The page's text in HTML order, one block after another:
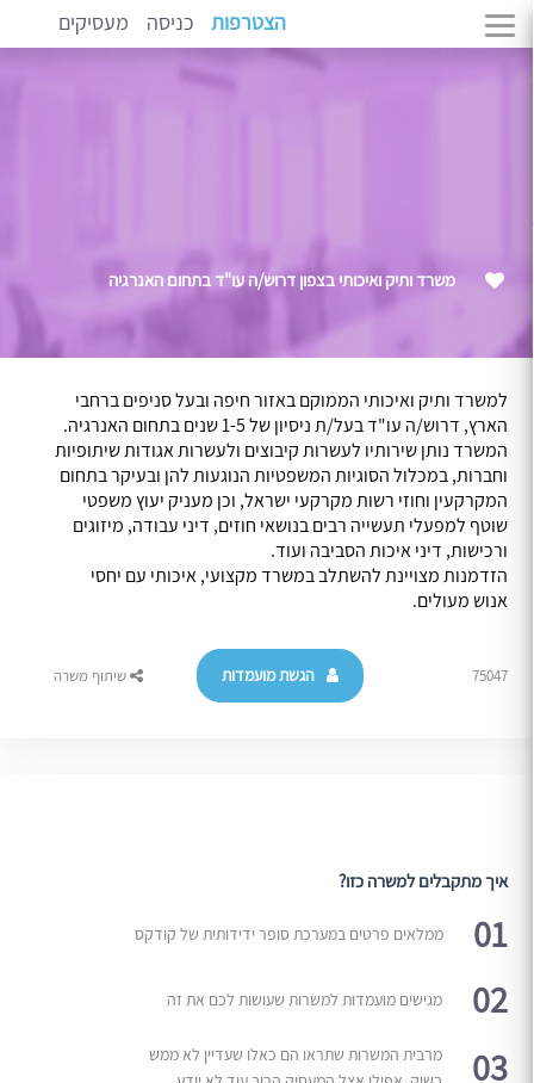
הצטרפות כניסה מעסיקים
משרד ותיק ואיכותי בצפון דרוש/ה עו"ד בתחום האנרגיה
למשרד ותיק ואיכותי הממוקם באזור חיפה ובעל סניפים ברחבי
הארץ, דרוש/ה עו"ד בעל/ת ניסיון של 1-5 שנים בתחום האנרגיה.
המשרד נותן שירותיו לעשרות קיבוצים ולעשרות אגודות שיתופיות
וחברות, במכלול הסוגיות המשפטיות הנוגעות להן ובעיקר בתחום
המקרקעין וחוזי רשות מקרקעי ישראל, וכן מעניק יעוץ משפטי
שוטף למפעלי תעשייה רבים בנושאי חוזים, דיני עבודה, מיזוגים
ורכישות, דיני איכות הסביבה ועוד.
הזדמנות מצויינת להשתלב במשרד מקצועי, איכותי עם יחסי
אנוש מעולים.
75047 הגשת מועמדות שיתוף משרה
איך מתקבלים למשרה כזו?
01 ממלאים פרטים במערכת סופר ידידותית של קודקס
02 מגישים מועמדות למשרות שעושות לכם את זה
03
מרבית המשרות שתראו הם כאלו שעדיין לא ממש